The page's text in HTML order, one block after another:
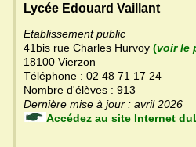
Lycée Edouard Vaillant
Etablissement public
41bis rue Charles Hurvoy (voir le
18100 Vierzon
Téléphone : 02 48 71 17 24
Nombre d'élèves : 913
Dernière mise à jour : avril 2026
Accédez au site Internet